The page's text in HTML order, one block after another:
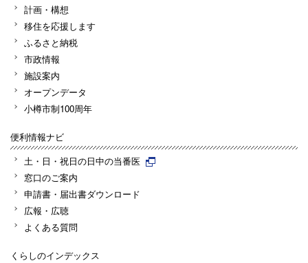
計画・構想
移住を応援します
ふるさと納税
市政情報
施設案内
オープンデータ
小樽市制100周年
便利情報ナビ
土・日・祝日の日中の当番医
窓口のご案内
申請書・届出書ダウンロード
広報・広聴
よくある質問
くらしのインデックス